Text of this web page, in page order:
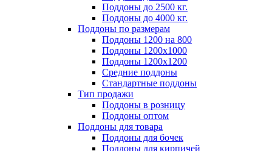
Поддоны до 2500 кг.
Поддоны до 4000 кг.
Поддоны по размерам
Поддоны 1200 на 800
Поддоны 1200х1000
Поддоны 1200х1200
Средние поддоны
Стандартные поддоны
Тип продажи
Поддоны в розницу
Поддоны оптом
Поддоны для товара
Поддоны для бочек
Поддоны для кирпичей